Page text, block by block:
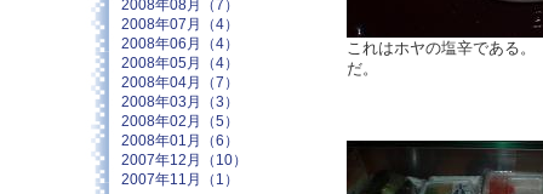
これはホヤの塩辛である
だ。
2008年08月（7）
2008年07月（4）
2008年06月（4）
2008年05月（4）
2008年04月（7）
2008年03月（3）
2008年02月（5）
2008年01月（6）
2007年12月（10）
2007年11月（1）